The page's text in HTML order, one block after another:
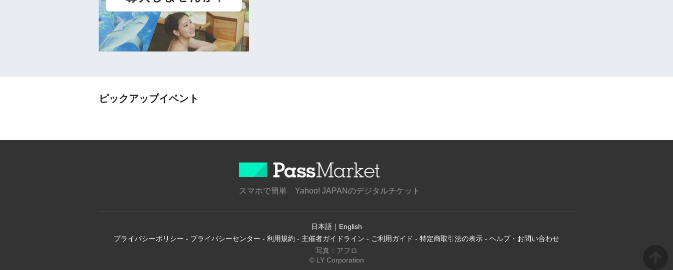
ピックアップイベント
スマホで簡単 Yahoo! JAPANのデジタルチケット
日本語 ｜ English
プライバシーポリシー - プライバシーセンター - 利用規約 - 主催者ガイドライン - ご利用ガイド - 特定商取引法の表示 - ヘルプ・お問い合わせ
写真：アフロ
© LY Corporation